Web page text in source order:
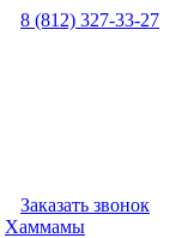
8 (812) 327-33-27
Заказать звонок
Хаммамы